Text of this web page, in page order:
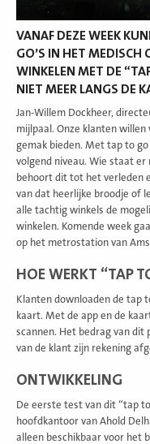
VANAF DEZE WEEK
GO’S IN HET
WINKELEN MET DE
NIET MEER LANGS DE
Jan-Willem Dockheer,
mijlpaal. Onze klanten
gemak bieden. Met tap to
volgend niveau. Wie staat er
behoort dit tot het verleden
van dat heerlijke broodje of
alle tachtig winkels de
winkelen. Komende week
op het metrostation van
HOE WERKT “TAP
Klanten downloaden de tap
kaart. Met de app en de
scannen. Het bedrag van
van de klant zijn rekening
ONTWIKKELING
De eerste test van dit “tap
hoofdkantoor van Ahold
alleen beschikbaar voor het